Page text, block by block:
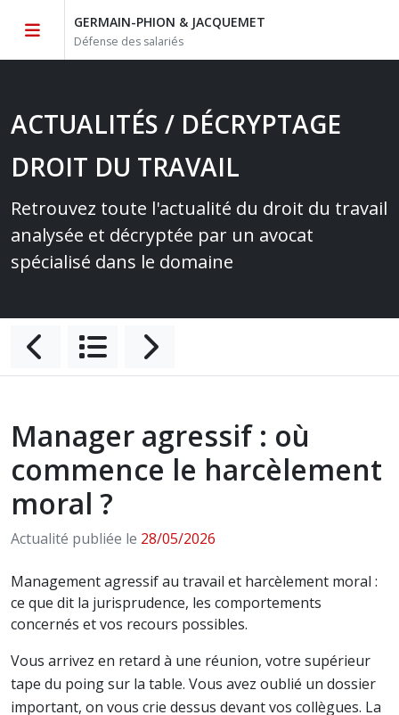
GERMAIN-PHION & JACQUEMET
Défense des salariés
ACTUALITÉS / DÉCRYPTAGE
DROIT DU TRAVAIL
Retrouvez toute l'actualité du droit du travail
analysée et décryptée par un avocat
spécialisé dans le domaine
Manager agressif : où
commence le harcèlement
moral ?
Actualité publiée le 28/05/2026
Management agressif au travail et harcèlement moral :
ce que dit la jurisprudence, les comportements
concernés et vos recours possibles.
Vous arrivez en retard à une réunion, votre supérieur
tape du poing sur la table. Vous avez oublié un dossier
important, on vous crie dessus devant vos collègues. La